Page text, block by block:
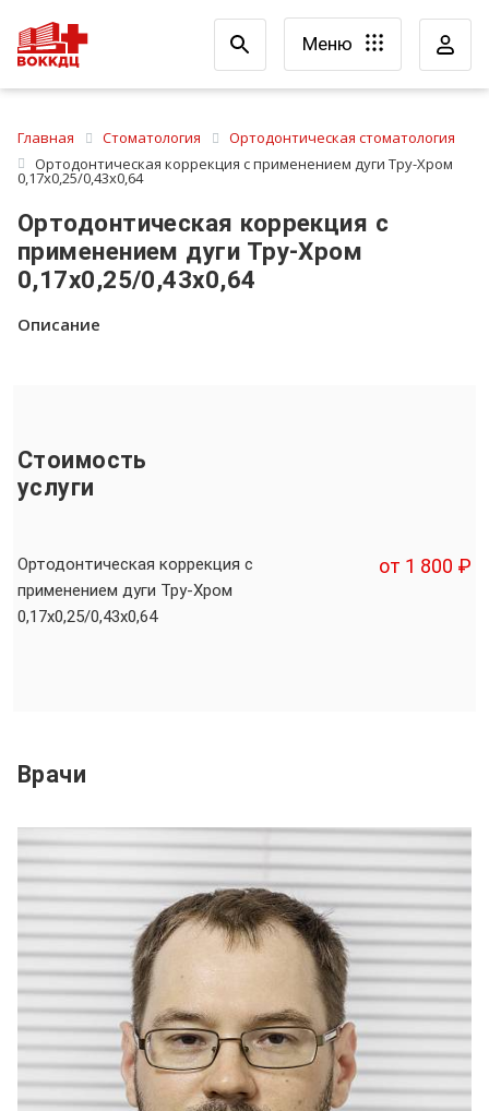
Меню
Главная Стоматология
Ортодонтическая стоматология
Ортодонтическая коррекция с применением дуги Тру-Хром
0,17x0,25/0,43x0,64
Ортодонтическая коррекция с
применением дуги Тру-Хром
0,17x0,25/0,43x0,64
Описание
Стоимость
услуги
Ортодонтическая коррекция с
применением дуги Тру-Хром
0,17x0,25/0,43x0,64
от 1 800 ₽
Врачи